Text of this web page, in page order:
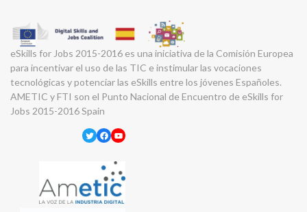
eSkills for Jobs 2015-2016 es una iniciativa de la Comisión Europea
para incentivar el uso de las TIC e instimular las vocaciones
tecnológicas y potenciar las eSkills entre los jóvenes Españoles.
AMETIC y FTI son el Punto Nacional de Encuentro de eSkills for
Jobs 2015-2016 Spain
Twitter
Facebook
YouTube